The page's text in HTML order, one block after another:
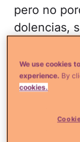
pero no
dolencias,
Por lo
que veas
de comer
We use cookies
experience. By
cookies.